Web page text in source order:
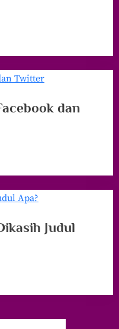
dan
Judul